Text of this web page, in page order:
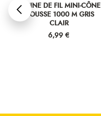
BOBINE DE FIL MINI-CÔNE
MOUSSE 1000 M GRIS
CLAIR
Prix
6,99 €